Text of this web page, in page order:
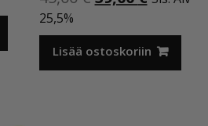
oli:
45,00 €.
on:
39,00 €.
25,5%
Lisää ostoskoriin